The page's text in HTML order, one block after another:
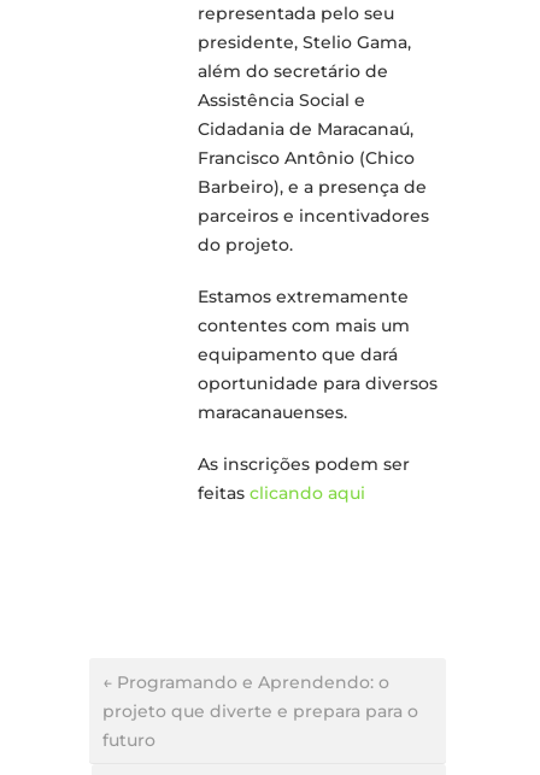
representada pelo seu
presidente, Stelio Gama,
além do secretário de
Assistência Social e
Cidadania de Maracanaú,
Francisco Antônio (Chico
Barbeiro), e a presença de
parceiros e incentivadores
do projeto.
Estamos extremamente
contentes com mais um
equipamento que dará
oportunidade para diversos
maracanauenses.
As inscrições podem ser
feitas clicando aqui
← Programando e Aprendendo: o
projeto que diverte e prepara para o
futuro